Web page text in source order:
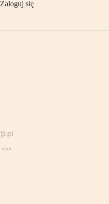
Zaloguj się